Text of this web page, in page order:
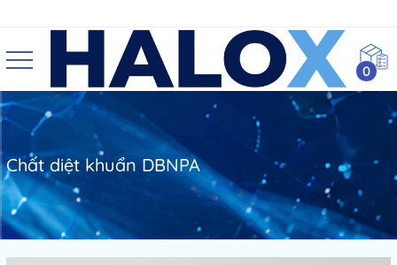
0
Chất diệt khuẩn DBNPA